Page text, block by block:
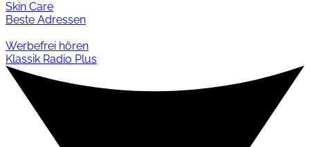
Skin Care
Beste Adressen
Werbefrei hören
Klassik Radio Plus